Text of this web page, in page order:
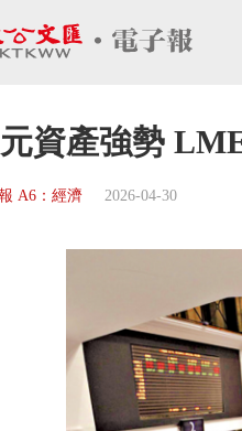
資產強勢
A6：經濟 2026-04-30